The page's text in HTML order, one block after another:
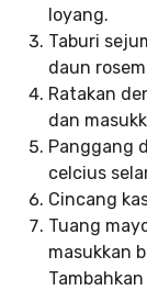
loyang.
Taburi
daun
Ratakan
dan
Panggang
celcius
Cincang
Tuang
masukkan